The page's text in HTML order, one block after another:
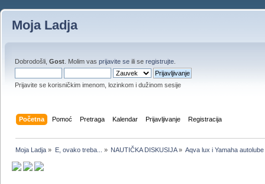
Moja Ladja
Dobrodošli, Gost . Molim vas prijavite se ili se registrujte
Prijavite se korisničkim imenom, lozinkom i dužinom sesije
Početna Pomoć Pretraga Kalendar Prijavljivanje Registracija
Moja Ladja » E, ovako treba... » NAUTIČKA DISKUSIJA» Aqva lux i Yamaha